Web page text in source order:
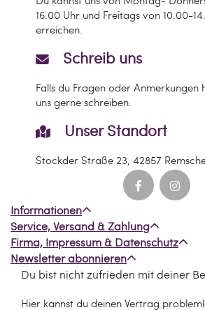
Schreib uns
Falls du Fragen oder Anmerkungen
uns gerne schreiben.
16.00 Uhr und Freitags von 10.00-
erreichen.
Unser Standort
Stockder Straße 23, 42857
Informationen
Service, Versand & Zahlung
Firma, Impressum & Datenschutz
Newsletter abonnieren
Du bist nicht zufrieden mit deiner
Hier kannst du deinen Vertrag